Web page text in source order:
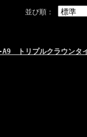
並び順：
トリプルクラウンタ